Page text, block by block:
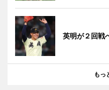
英明が２回
もっ